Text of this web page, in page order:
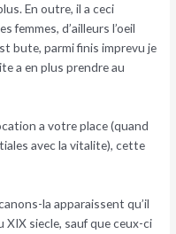
En outre, il a ceci
femmes, d’ailleurs l’oeil
bute, parmi finis imprevu je
a en plus prendre au
a votre place (quand
avec la vitalite), cette
la apparaissent qu’il
siecle, sauf que ceux-ci